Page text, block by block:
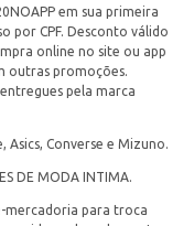
em sua primeira
por CPF. Desconto válido
online no site ou app
outras promoções.
pela marca
Asics, Converse e Mizuno.
DE MODA INTIMA.
mercadoria para troca